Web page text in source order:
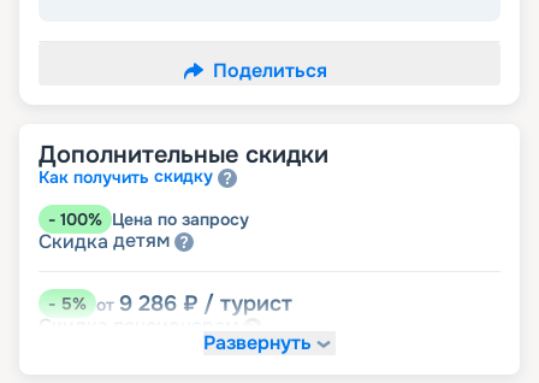
Поделиться
Дополнительные скидки
Как получить скидку
- 100% Цена по запросу
Скидка детям
-5% от 9 286 ₽ / турист
Скидка
Развернуть